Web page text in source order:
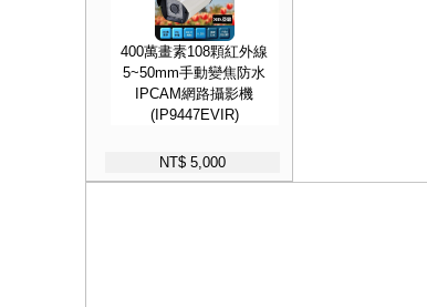
400萬畫素108顆紅外線
5~50mm手動變焦防水
IPCAM網路攝影機
(IP9447EVIR)
NT$ 5,000